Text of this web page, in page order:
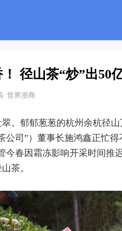
径山茶“炒”出50
: 世界浙商
。郁郁葱葱的杭州余杭径
公司”）董事长施鸿鑫正忙
今春因霜冻影响开采时间
茶。